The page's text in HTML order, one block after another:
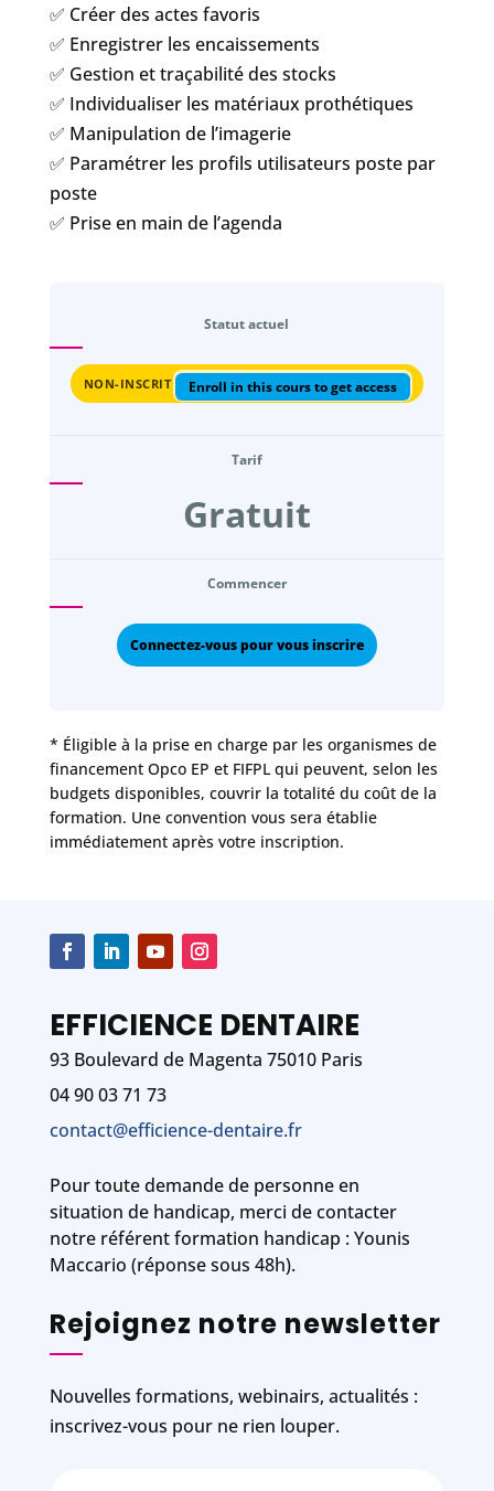
✅ Créer des actes favoris
✅ Enregistrer les encaissements
✅ Gestion et traçabilité des stocks
✅ Individualiser les matériaux prothétiques
✅ Manipulation de l’imagerie
✅ Paramétrer les profils utilisateurs poste par
poste
✅ Prise en main de l’agenda
Statut actuel
NON-INSCRIT Enroll in this cours to get access
Tarif
Gratuit
Commencer
Connectez-vous pour vous inscrire
* Éligible à la prise en charge par les organismes de
financement Opco EP et FIFPL qui peuvent, selon les
budgets disponibles, couvrir la totalité du coût de la
formation. Une convention vous sera établie
immédiatement après votre inscription.
EFFICIENCE DENTAIRE
93 Boulevard de Magenta 75010 Paris
04 90 03 71 73
contact@efficience-dentaire.fr
Pour toute demande de personne en
situation de handicap, merci de contacter
notre référent formation handicap : Younis
Maccario (réponse sous 48h).
Rejoignez notre newsletter
Nouvelles formations, webinairs, actualités :
inscrivez-vous pour ne rien louper.